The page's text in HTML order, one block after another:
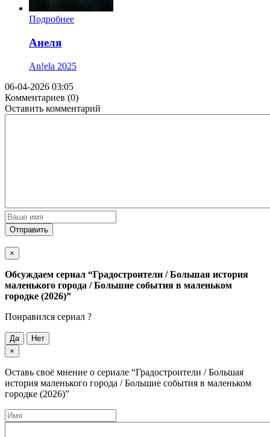
Подробнее
Анеля
An!ela 2025
06-04-2026 03:05
Комментариев (0)
Оставить комментарий
Отправить
×
Обсуждаем cериал “Градостроители / Большая история
маленького города / Большие события в маленьком
городке (2026)”
Понравился cериал ?
Да
Нет
×
Оставь своё мнение о cериале “Градостроители / Большая
история маленького города / Большие события в маленьком
городке (2026)”